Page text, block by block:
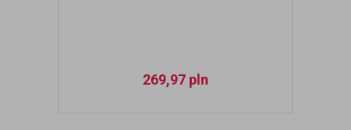
269,97 pln